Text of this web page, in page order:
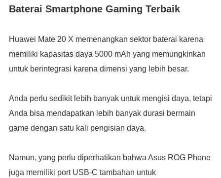
Baterai Smartphone Gaming Terbaik
Huawei Mate 20 X memenangkan sektor baterai karena
memiliki kapasitas daya 5000 mAh yang memungkinkan
untuk berintegrasi karena dimensi yang lebih besar.
Anda perlu sedikit lebih banyak untuk mengisi daya, tetapi
Anda bisa mendapatkan lebih banyak durasi bermain
game dengan satu kali pengisian daya.
Namun, yang perlu diperhatikan bahwa Asus ROG Phone
juga memiliki port USB-C tambahan untuk